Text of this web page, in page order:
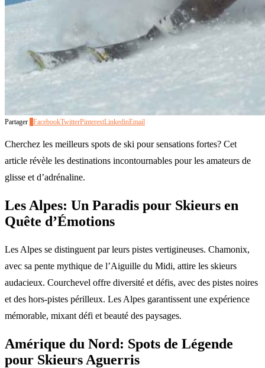
Partager FacebookTwitterPinterestLinkedinEmail
Cherchez les meilleurs spots de ski pour sensations fortes? Cet
article révèle les destinations incontournables pour les amateurs de
glisse et d’adrénaline.
Les Alpes: Un Paradis pour Skieurs en
Quête d’Émotions
Les Alpes se distinguent par leurs pistes vertigineuses. Chamonix,
avec sa pente mythique de l’Aiguille du Midi, attire les skieurs
audacieux. Courchevel offre diversité et défis, avec des pistes noires
et des hors-pistes périlleux. Les Alpes garantissent une expérience
mémorable, mixant défi et beauté des paysages.
Amérique du Nord: Spots de Légende
pour Skieurs Aguerris